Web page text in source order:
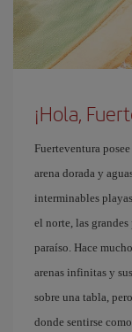
¡Hola,
Fuerteventura
arena dorada y
interminables
el norte, las grandes
paraíso. Hace
arenas infinitas y
sobre una tabla,
donde sentirse